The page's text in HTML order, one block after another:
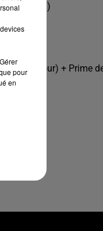
regards...)
jour) + Prime
pour
en